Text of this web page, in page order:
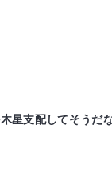
星支配してそうだ